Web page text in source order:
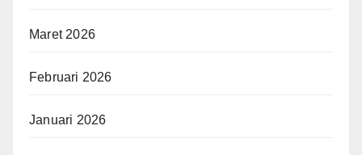
Maret 2026
Februari 2026
Januari 2026